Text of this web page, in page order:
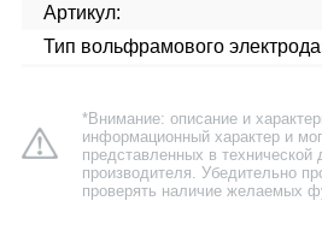
Артикул:
Тип вольфрамового
*Внимание: описание и
информационный характер и
представленных в технической
производителя. Убедительно
проверять наличие желаемых